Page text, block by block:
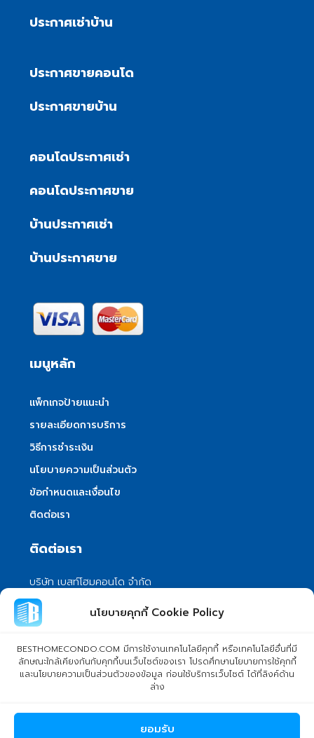
นโยบายคุกกี้ Cookie Policy
BESTHOMECONDO.COM มีการใช้งานเทคโนโลยีคุกกี้ หรือเทคโนโลยีอื่นที่มี
ลักษณะใกล้เคียงกันกับคุกกี้บนเว็บไซต์ของเรา โปรดศึกษานโยบายการใช้คุกกี้
และนโยบายความเป็นส่วนตัวของข้อมูล ก่อนใช้บริการเว็บไซต์ ได้ที่ลิงค์ด้าน
ล่าง
ยอมรับ
ประกาศเช่าบ้าน
ประกาศขายคอนโด
ประกาศขายบ้าน
คอนโดประกาศเช่า
คอนโดประกาศขาย
บ้านประกาศเช่า
บ้านประกาศขาย
เมนูหลัก
แพ็กเกจป้ายแนะนำ
รายละเอียดการบริการ
วิธีการชำระเงิน
นโยบายความเป็นส่วนตัว
ข้อกำหนดและเงื่อนไข
ติดต่อเรา
ติดต่อเรา
บริษัท เบสท์โฮมคอนโด จำกัด
101/399 หมู่ 7 แขวงลําผักชี เขตหนองจอก
กรุงเทพมหานคร 10530
info@besthomecondo.com
© Copyright 2024 BESTHOMECONDO CO., LTD. - All rights